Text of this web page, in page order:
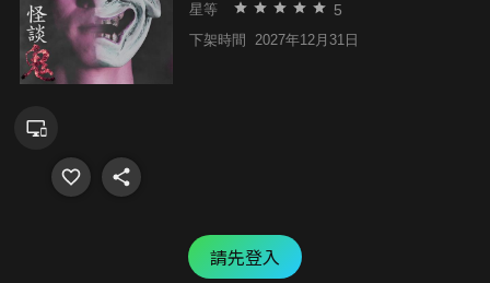
星等 5
下架時間 2027年12月31日
請先登入